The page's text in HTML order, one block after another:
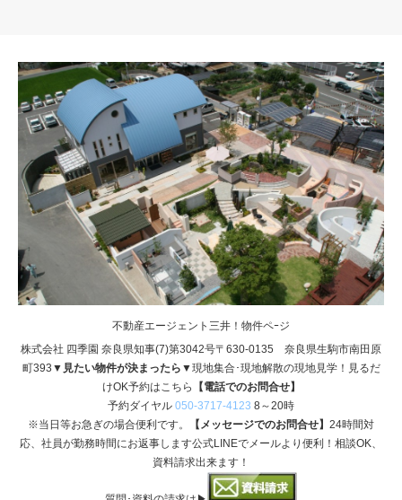
不動産エージェント三井！物件ペｰジ
株式会社 四季園 奈良県知事(7)第3042号〒630-0135 奈良県生駒市南田原
町393 ▼見たい物件が決まったら▼現地集合･現地解散の現地見学！見るだ
けOK予約はこちら
【電話でのお問合せ】
予約ダイヤル 050-3717-4123 8～20時
※当日等お急ぎの場合便利です。
【メッセージでのお問合せ】 24時間対
応、社員が勤務時間にお返事します公式LINEでメールより便利！相談OK、
資料請求出来ます！